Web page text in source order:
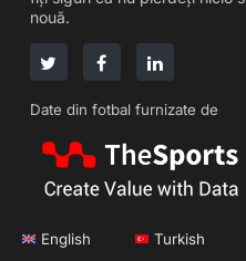
nouă.
Date din fotbal furnizate de
English Turkish